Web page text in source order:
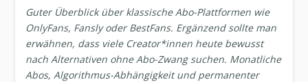
Guter Überblick über klassische Abo-Plattformen wie
OnlyFans, Fansly oder BestFans. Ergänzend sollte man
erwähnen, dass viele Creator*innen heute bewusst
nach Alternativen ohne Abo-Zwang suchen. Monatliche
Abos, Algorithmus-Abhängigkeit und permanenter